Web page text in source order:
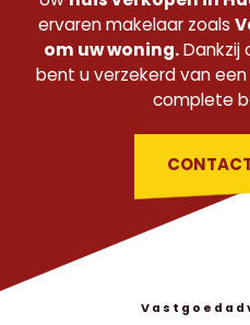
ervaren makelaar zoals
om uw woning.Dankzij
bent u verzekerd van
complete